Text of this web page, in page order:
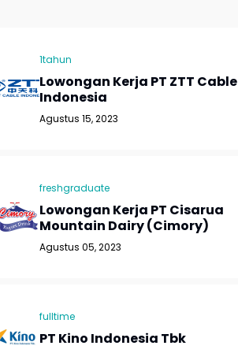
1tahun
Lowongan Kerja PT ZTT Cable
Indonesia
Agustus 15, 2023
freshgraduate
Lowongan Kerja PT Cisarua
Mountain Dairy (Cimory)
Agustus 05, 2023
fulltime
PT Kino Indonesia Tbk